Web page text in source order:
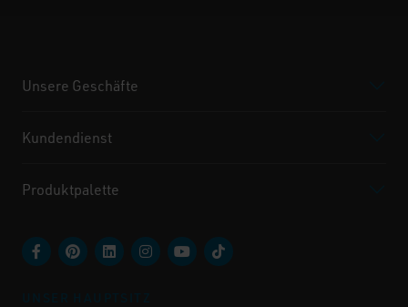
Unsere Geschäfte
Kundendienst
Produktpalette